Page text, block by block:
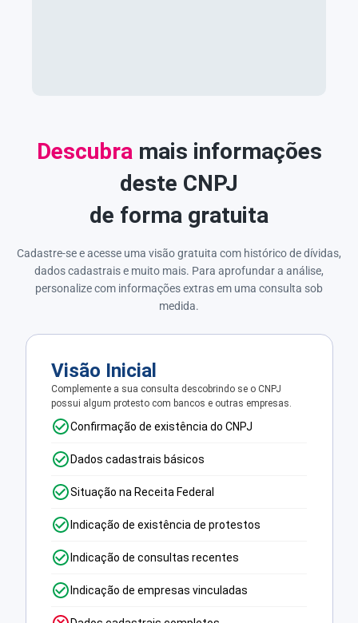
Descubra mais informações
deste CNPJ
de forma gratuita
Cadastre-se e acesse uma visão gratuita com histórico de dívidas,
dados cadastrais e muito mais. Para aprofundar a análise,
personalize com informações extras em uma consulta sob
medida.
Visão Inicial
Complemente a sua consulta descobrindo se o CNPJ
possui algum protesto com bancos e outras empresas.
Confirmação de existência do CNPJ
Dados cadastrais básicos
Situação na Receita Federal
Indicação de existência de protestos
Indicação de consultas recentes
Indicação de empresas vinculadas